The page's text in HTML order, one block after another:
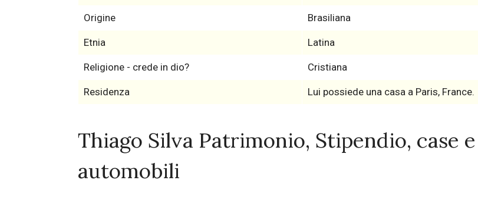
Origine Brasiliana
Etnia Latina
Religione - crede in dio? Cristiana
Residenza Lui possiede una casa a Paris, France.
Thiago Silva Patrimonio, Stipendio, case e
automobili